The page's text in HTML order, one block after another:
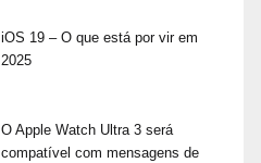
iOS 19 – O que está por vir em
2025
O Apple Watch Ultra 3 será
compatível com mensagens de